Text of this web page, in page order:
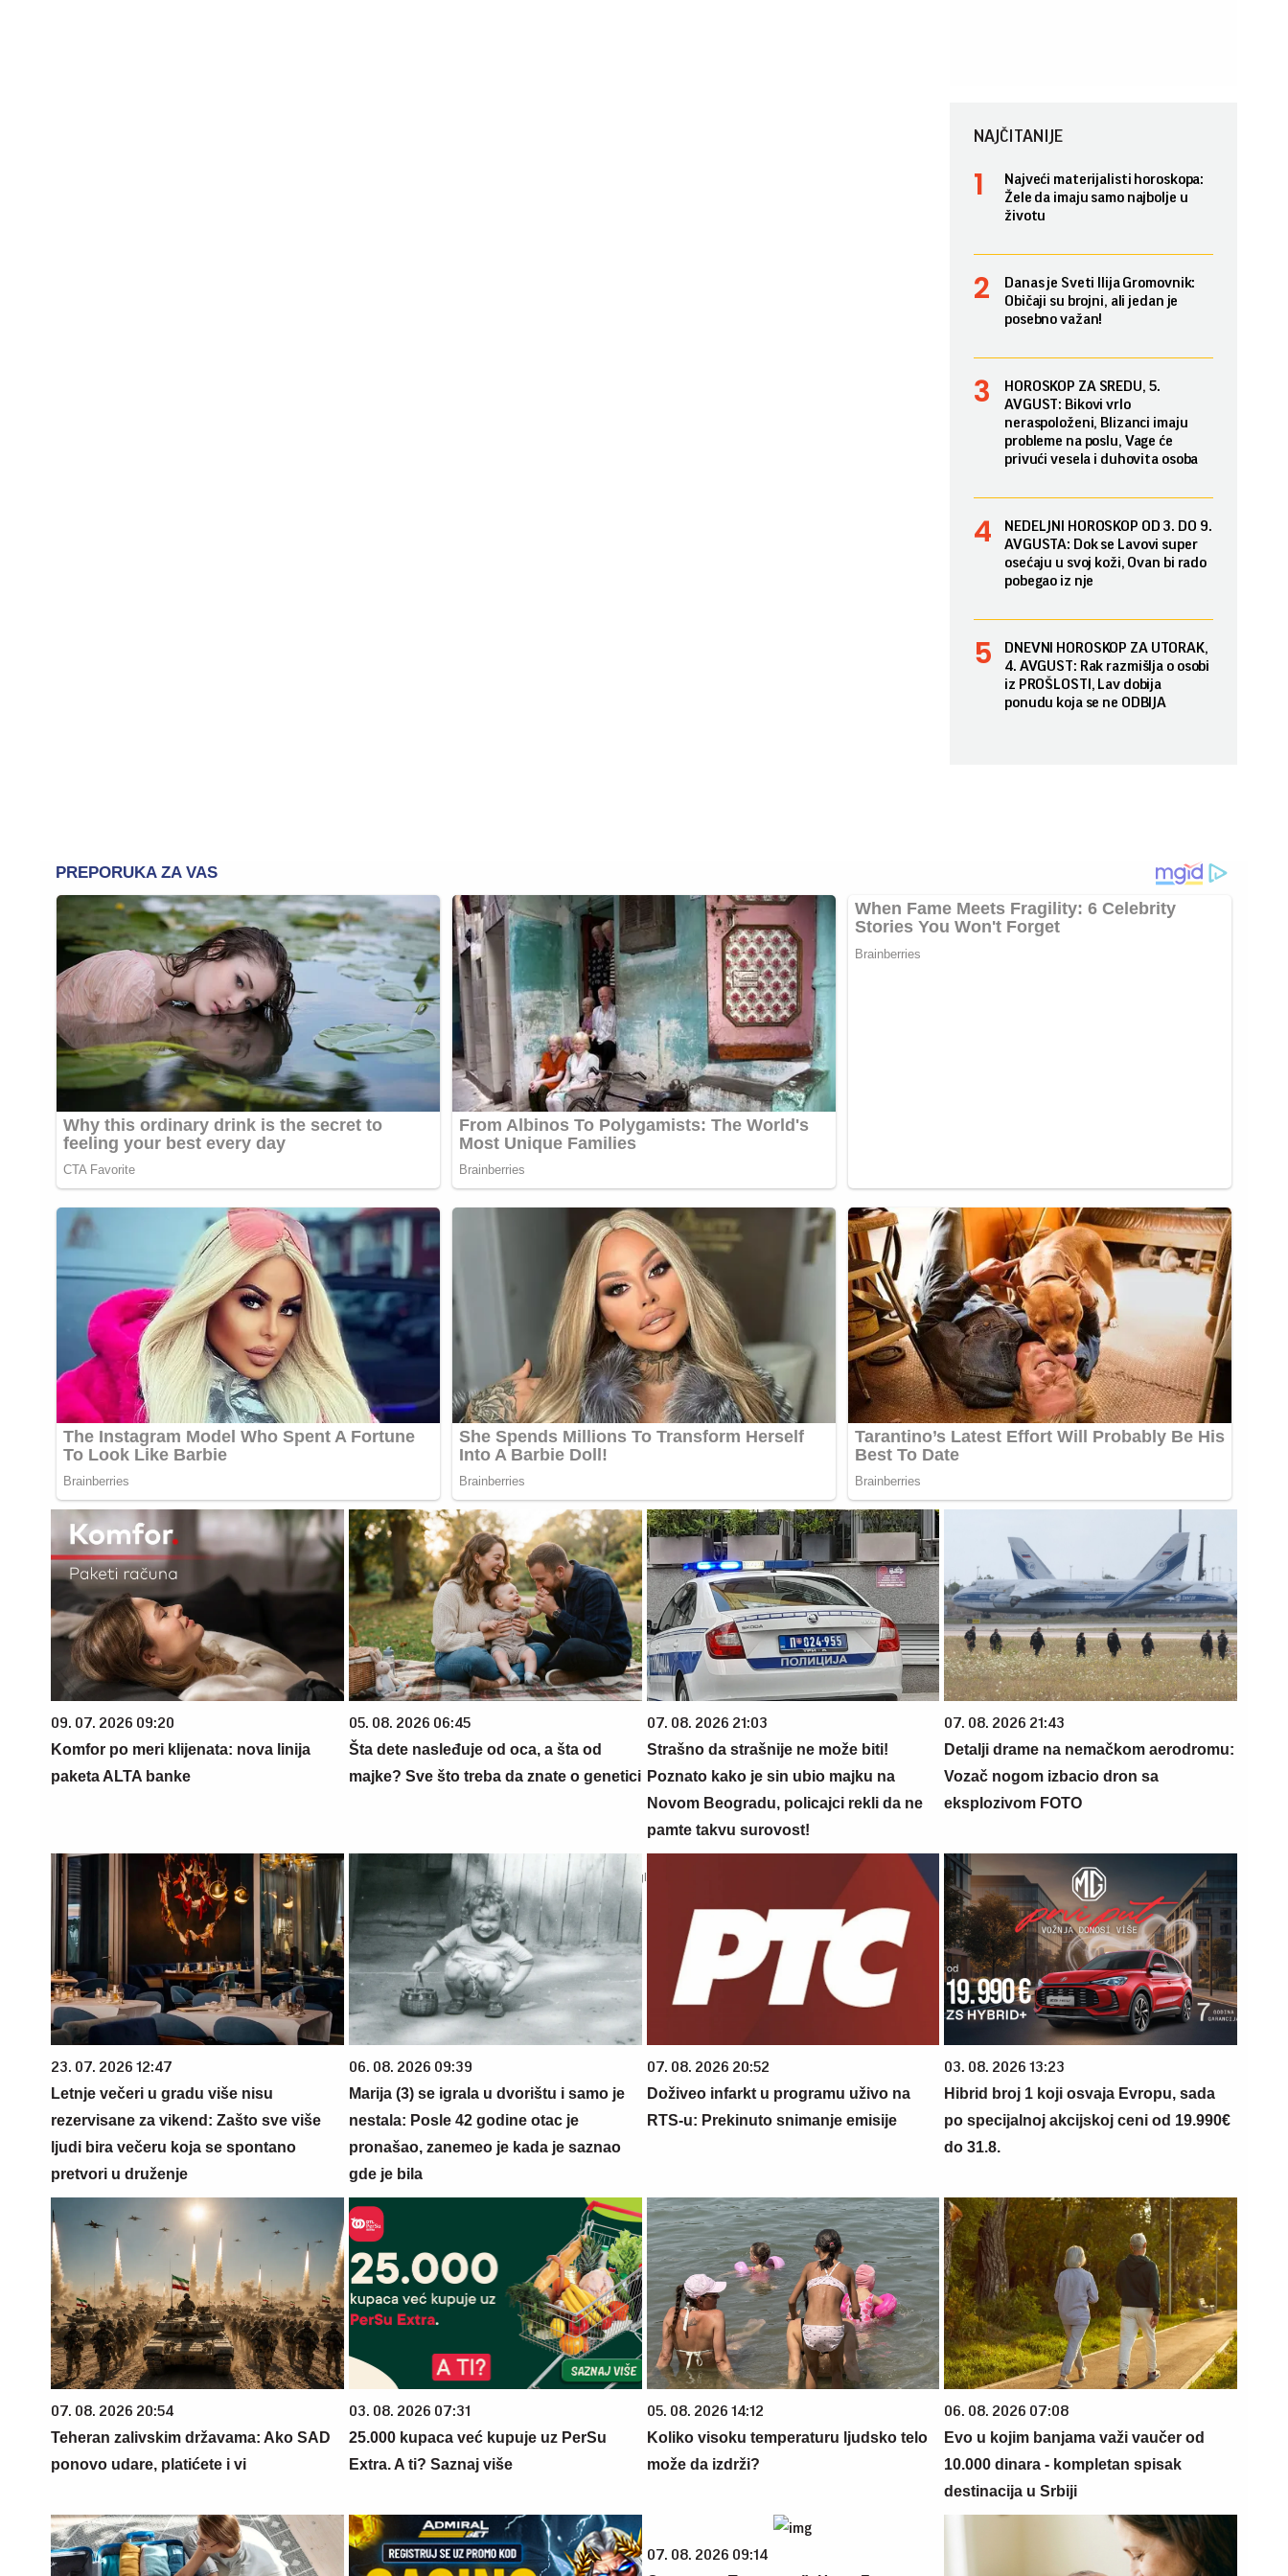
NAJČITANIJE
Najveći materijalisti horoskopa:
Žele da imaju samo najbolje u
životu
Danas je Sveti Ilija Gromovnik:
Običaji su brojni, ali jedan je
posebno važan!
HOROSKOP ZA SREDU, 5.
AVGUST: Bikovi vrlo
neraspoloženi, Blizanci imaju
probleme na poslu, Vage će
privući vesela i duhovita osoba
NEDELJNI HOROSKOP OD 3. DO 9.
AVGUSTA: Dok se Lavovi super
osećaju u svoj koži, Ovan bi rado
pobegao iz nje
DNEVNI HOROSKOP ZA UTORAK,
4. AVGUST: Rak razmišlja o osobi
iz PROŠLOSTI, Lav dobija
ponudu koja se ne ODBIJA
09. 07. 2026 09:20
Komfor po meri klijenata: nova linija
paketa ALTA banke
05. 08. 2026 06:45
Šta dete nasleđuje od oca, a šta od
majke? Sve što treba da znate o genetici
07. 08. 2026 21:03
Strašno da strašnije ne može biti!
Poznato kako je sin ubio majku na
Novom Beogradu, policajci rekli da ne
pamte takvu surovost!
07. 08. 2026 21:43
Detalji drame na nemačkom aerodromu:
Vozač nogom izbacio dron sa
eksplozivom FOTO
23. 07. 2026 12:47
Letnje večeri u gradu više nisu
rezervisane za vikend: Zašto sve više
ljudi bira večeru koja se spontano
pretvori u druženje
06. 08. 2026 09:39
Marija (3) se igrala u dvorištu i samo je
nestala: Posle 42 godine otac je
pronašao, zanemeo je kada je saznao
gde je bila
07. 08. 2026 20:52
Doživeo infarkt u programu uživo na
RTS-u: Prekinuto snimanje emisije
03. 08. 2026 13:23
Hibrid broj 1 koji osvaja Evropu, sada
po specijalnoj akcijskoj ceni od 19.990€
do 31.8.
07. 08. 2026 20:54
Teheran zalivskim državama: Ako SAD
ponovo udare, platićete i vi
03. 08. 2026 07:31
25.000 kupaca već kupuje uz PerSu
Extra. A ti? Saznaj više
05. 08. 2026 14:12
Koliko visoku temperaturu ljudsko telo
može da izdrži?
06. 08. 2026 07:08
Evo u kojim banjama važi vaučer od
10.000 dinara - kompletan spisak
destinacija u Srbiji
07. 08. 2026 09:14